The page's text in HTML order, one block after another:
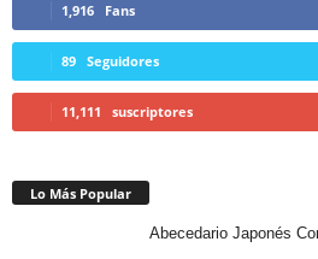
1,916 Fans
89 Seguidores
11,111 suscriptores
Lo Más Popular
Abecedario Japonés